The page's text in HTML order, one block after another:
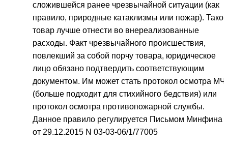
сложившейся ранее чрезвычайной ситуации (как
правило, природные катаклизмы или пожар). Такой
товар лучше отнести во внереализованные
расходы. Факт чрезвычайного происшествия,
повлекший за собой порчу товара, юридическое
лицо обязано подтвердить соответствующим
документом. Им может стать протокол осмотра
(больше подходит для стихийного бедствия) или
протокол осмотра противопожарной службы.
Данное правило регулируется Письмом Минфина
от 29.12.2015 N 03-03-06/1/77005